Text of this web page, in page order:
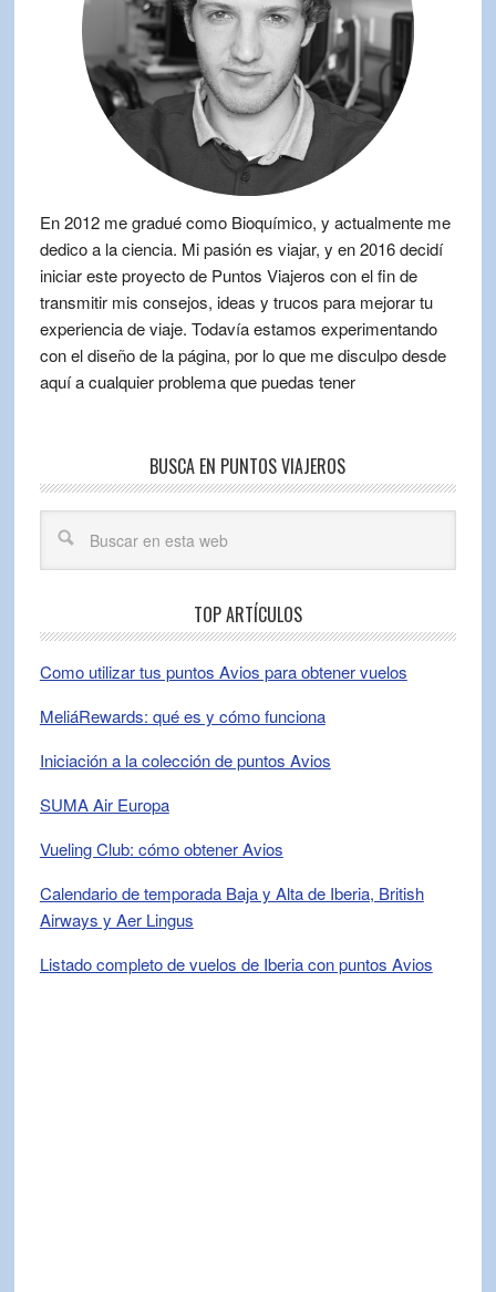
En 2012 me gradué como Bioquímico, y actualmente me
dedico a la ciencia. Mi pasión es viajar, y en 2016 decidí
iniciar este proyecto de Puntos Viajeros con el fin de
transmitir mis consejos, ideas y trucos para mejorar tu
experiencia de viaje. Todavía estamos experimentando
con el diseño de la página, por lo que me disculpo desde
aquí a cualquier problema que puedas tener
BUSCA EN PUNTOS VIAJEROS
TOP ARTÍCULOS
Como utilizar tus puntos Avios para obtener vuelos
MeliáRewards: qué es y cómo funciona
Iniciación a la colección de puntos Avios
SUMA Air Europa
Vueling Club: cómo obtener Avios
Calendario de temporada Baja y Alta de Iberia, British
Airways y Aer Lingus
Listado completo de vuelos de Iberia con puntos Avios